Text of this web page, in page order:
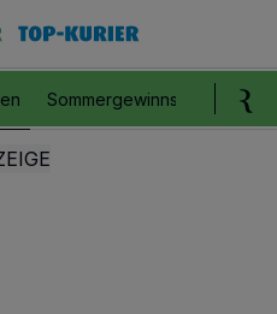
Sommergewinnspiel